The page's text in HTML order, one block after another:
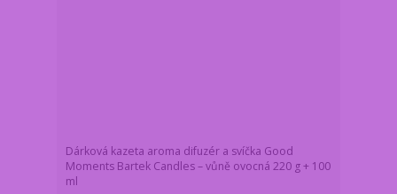
Dárková kazeta aroma difuzér a svíčka Good
Moments Bartek Candles – vůně ovocná 220 g + 100
ml